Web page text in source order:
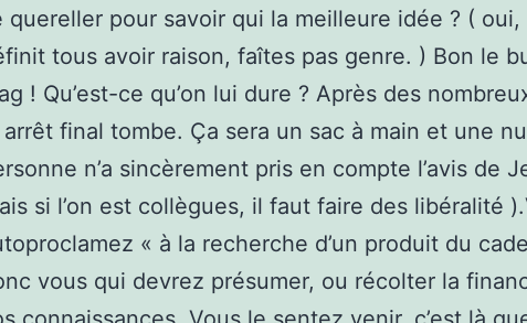
quereller pour savoir qui la meilleure idée ? ( oui,
tous avoir raison, faîtes pas genre. ) Bon le
! Qu’est-ce qu’on lui dure ? Après des
arrêt final tombe. Ça sera un sac à main et une
n’a sincèrement pris en compte l’avis de
si l’on est collègues, il faut faire des libéralité
« à la recherche d’un produit du
vous qui devrez présumer, ou récolter la